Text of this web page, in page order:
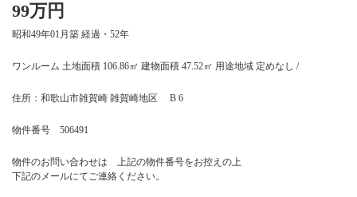
売買情報
月極駐車場のご案内
お問い合わせ
99万円
昭和49年01月築 経過・52年
ワンルーム 土地面積 106.86㎡ 建物面積 47.52㎡ 用途地域 定めなし /
住所：和歌山市雑賀崎 雑賀崎地区 B 6
物件番号 506491
物件のお問い合わせは 上記の物件番号をお控えの上
下記のメールにてご連絡ください。